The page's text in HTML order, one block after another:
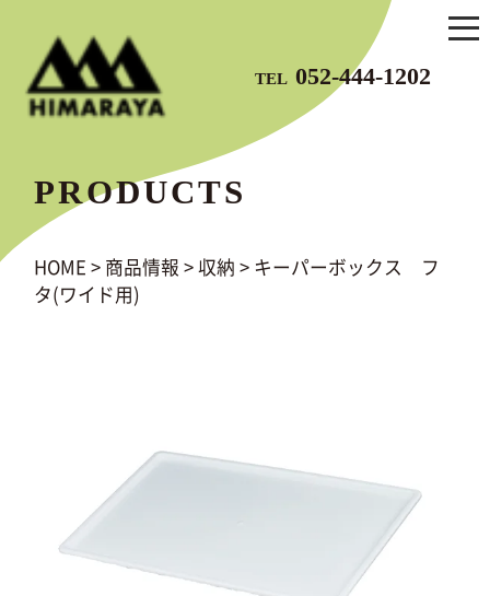
TEL 052-444-1202
PRODUCTS
HOME > 商品情報 >収納 > キーパーボックス フ
タ(ワイド用)